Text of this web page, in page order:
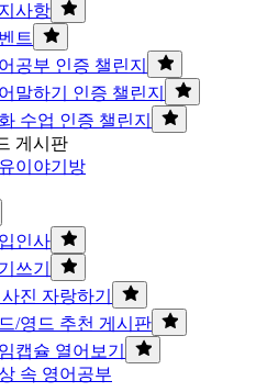
사항
트
공부 인증 챌린지
말하기 인증 챌린지
수업 인증 챌린지
게시판
이야기방
인사
쓰기
진 자랑하기
/영드 추천 게시판
캡슐 열어보기
속 영어공부